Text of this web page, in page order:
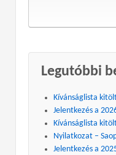
Legutóbbi
Kívánságlista
Jelentkezés a
Kívánságlista
Nyilatkozat –
Jelentkezés a